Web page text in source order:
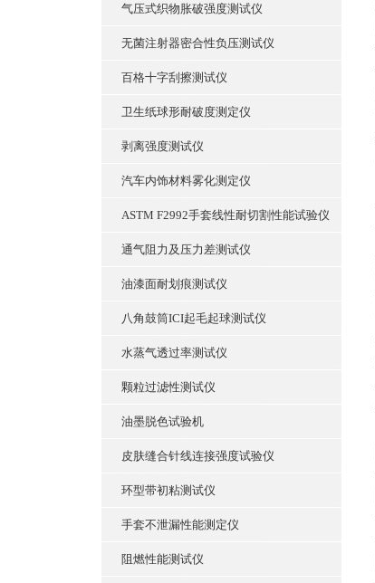
气压式织物胀破强度测试仪
无菌注射器密合性负压测试仪
百格十字刮擦测试仪
卫生纸球形耐破度测定仪
剥离强度测试仪
汽车内饰材料雾化测定仪
ASTM F2992手套线性耐切割性能试验仪
通气阻力及压力差测试仪
油漆面耐划痕测试仪
八角鼓筒ICI起毛起球测试仪
水蒸气透过率测试仪
颗粒过滤性测试仪
油墨脱色试验机
皮肤缝合针线连接强度试验仪
环型带初粘测试仪
手套不泄漏性能测定仪
阻燃性能测试仪